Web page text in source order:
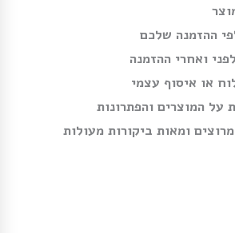
ההזמנה שלכם
ואחרי ההזמנה
או איסוף עצמי
ומאות ביקורות מעולות